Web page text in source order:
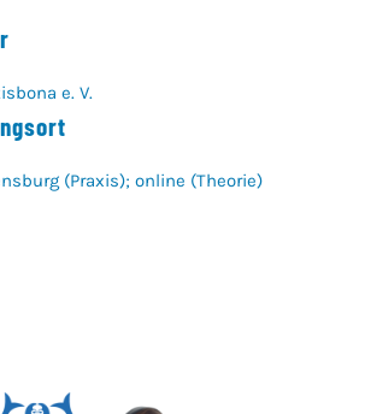
(Praxis); online (Theorie)
e. V.